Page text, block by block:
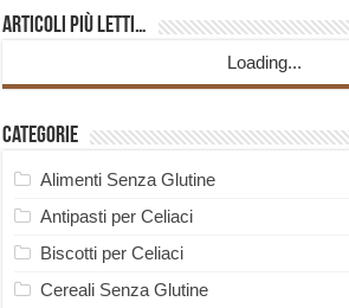
Articoli più Letti…
Loading...
Categorie
Alimenti Senza Glutine
Antipasti per Celiaci
Biscotti per Celiaci
Cereali Senza Glutine